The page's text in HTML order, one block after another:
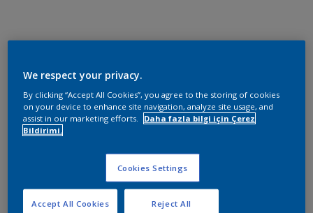
We respect your privacy.
By clicking “Accept All Cookies”, you agree to the storing of cookies
on your device to enhance site navigation, analyze site usage, and
assist in our marketing efforts.
Daha fazla bilgi için Çerez
Bildirimi.
Cookies Settings
Reject All
Accept All Cookies